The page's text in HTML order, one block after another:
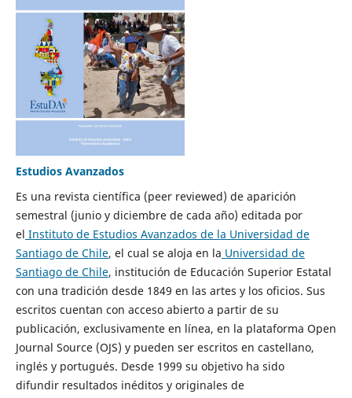
Estudios Avanzados
Es una revista científica (peer reviewed) de aparición
semestral (junio y diciembre de cada año) editada por
el Instituto de Estudios Avanzados de la Universidad de
Santiago de Chile, el cual se aloja en la Universidad de
Santiago de Chile, institución de Educación Superior Estatal
con una tradición desde 1849 en las artes y los oficios. Sus
escritos cuentan con acceso abierto a partir de su
publicación, exclusivamente en línea, en la plataforma Open
Journal Source (OJS) y pueden ser escritos en castellano,
inglés y portugués. Desde 1999 su objetivo ha sido
difundir resultados inéditos y originales de